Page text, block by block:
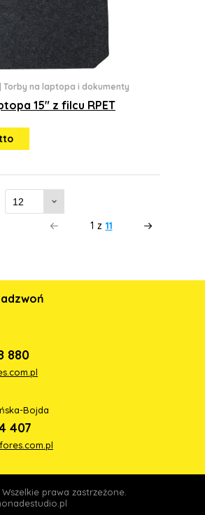
Torby na laptopa i dokumenty
15" z filcu RPET
1 z 11
880
Bojda
407
prawa zastrzeżone.